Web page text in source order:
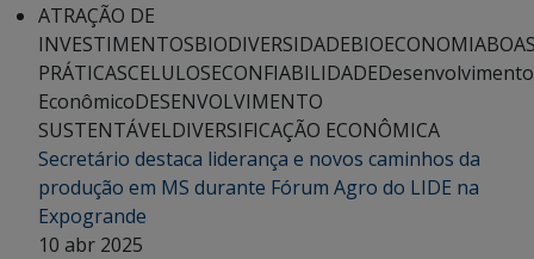
ATRAÇÃO DE
INVESTIMENTOSBIODIVERSIDADEBIOECONOMIA
PRÁTICASCELULOSECONFIABILIDADEDesenvolvimento
EconômicoDESENVOLVIMENTO
SUSTENTÁVELDIVERSIFICAÇÃO ECONÔMICA
Secretário destaca liderança e novos caminhos da
produção em MS durante Fórum Agro do LIDE na
Expogrande
10 abr 2025